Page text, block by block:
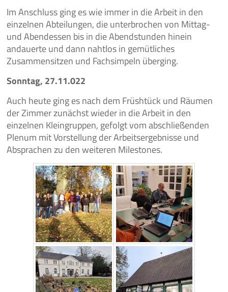
Im Anschluss ging es wie immer in die Arbeit in den
einzelnen Abteilungen, die unterbrochen von Mittag-
und Abendessen bis in die Abendstunden hinein
andauerte und dann nahtlos in gemütliches
Zusammensitzen und Fachsimpeln überging.
Sonntag, 27.11.022
Auch heute ging es nach dem Früshtück und Räumen
der Zimmer zunächst wieder in die Arbeit in den
einzelnen Kleingruppen, gefolgt vom abschließenden
Plenum mit Vorstellung der Arbeitsergebnisse und
Absprachen zu den weiteren Milestones.